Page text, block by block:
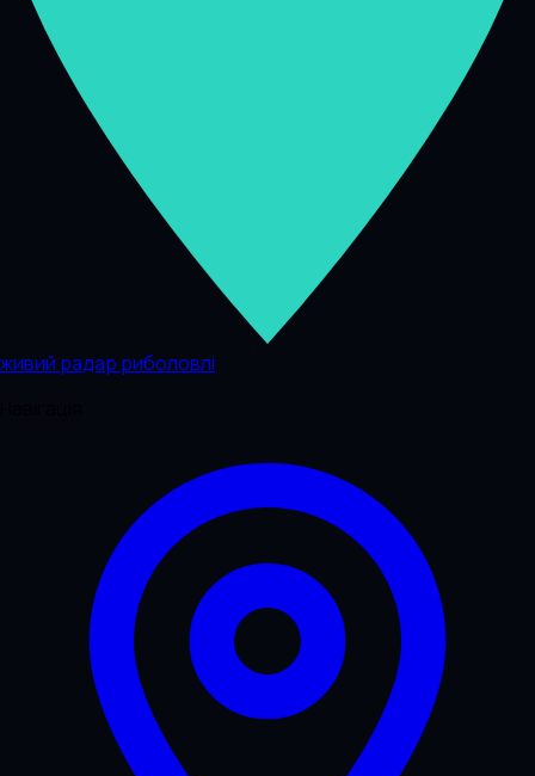
живий радар риболовлі